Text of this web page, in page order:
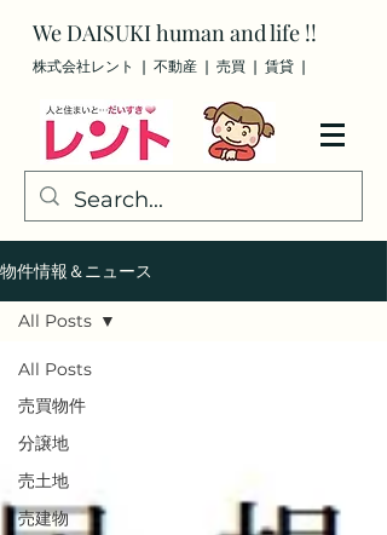
We DAISUKIhuman and life !!
株式会社レント ❘ 不動産 ❘ 売買 ❘ 賃貸 ❘
物件情報＆ニュース
All Posts
売買物件
分譲地
売土地
売建物
All Posts